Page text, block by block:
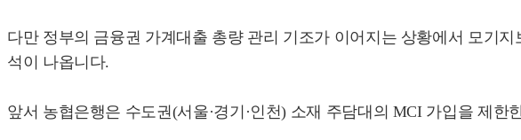
다만 정부의 금융권 가계대출 총량 관리 기조가 이어지는 상황에서 모기
석이 나옵니다.
앞서 농협은행은 수도권(서울·경기·인천) 소재 주담대의 MCI 가입을 제한